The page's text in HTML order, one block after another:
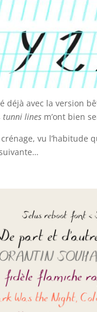
déjà avec la version
tunni lines m’ont bien
vu